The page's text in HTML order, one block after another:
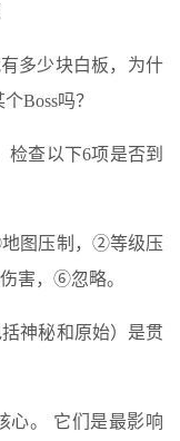
多少块白板，为什
Boss吗？
检查以下6项是否到
图压制，②等级压
害，⑥忽略。
神秘和原始）是贯
心。 它们是最影响